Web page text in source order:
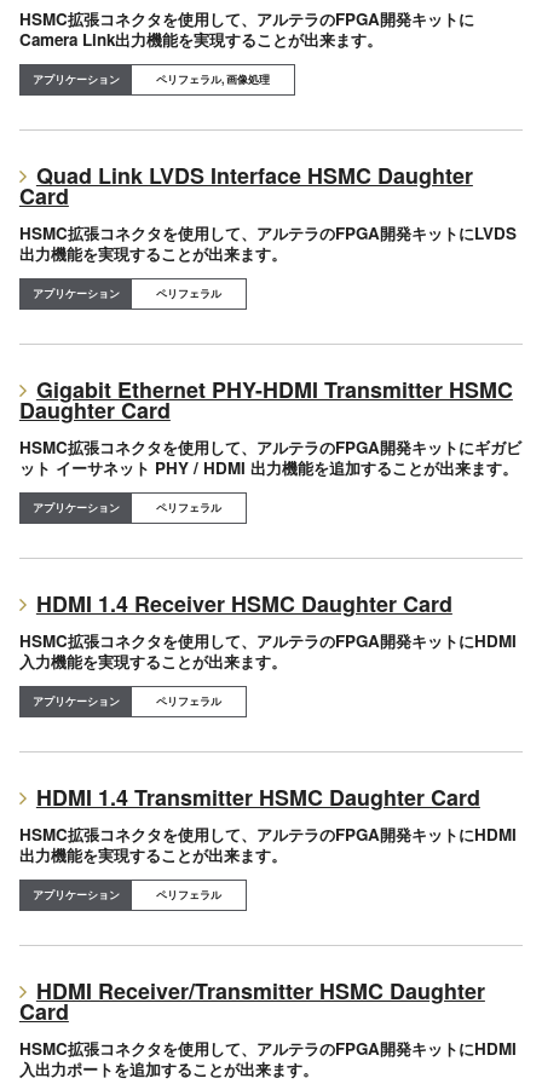
HSMC拡張コネクタを使用して、アルテラのFPGA開発キットに
Camera Link出力機能を実現することが出来ます。
ペリフェラル, 画像処理
Quad Link LVDS Interface HSMC Daughter
Card
HSMC拡張コネクタを使用して、アルテラのFPGA開発キットにLVDS
出力機能を実現することが出来ます。
ペリフェラル
Gigabit Ethernet PHY-HDMI Transmitter HSMC
Daughter Card
HSMC拡張コネクタを使用して、アルテラのFPGA開発キットにギガビ
ット イーサネット PHY / HDMI 出力機能を追加することが出来ます。
ペリフェラル
HDMI 1.4 Receiver HSMC Daughter Card
HSMC拡張コネクタを使用して、アルテラのFPGA開発キットにHDMI
入力機能を実現することが出来ます。
ペリフェラル
HDMI 1.4 Transmitter HSMC Daughter Card
HSMC拡張コネクタを使用して、アルテラのFPGA開発キットにHDMI
出力機能を実現することが出来ます。
ペリフェラル
HDMI Receiver/Transmitter HSMC Daughter
Card
HSMC拡張コネクタを使用して、アルテラのFPGA開発キットにHDMI
入出力ポートを追加することが出来ます。